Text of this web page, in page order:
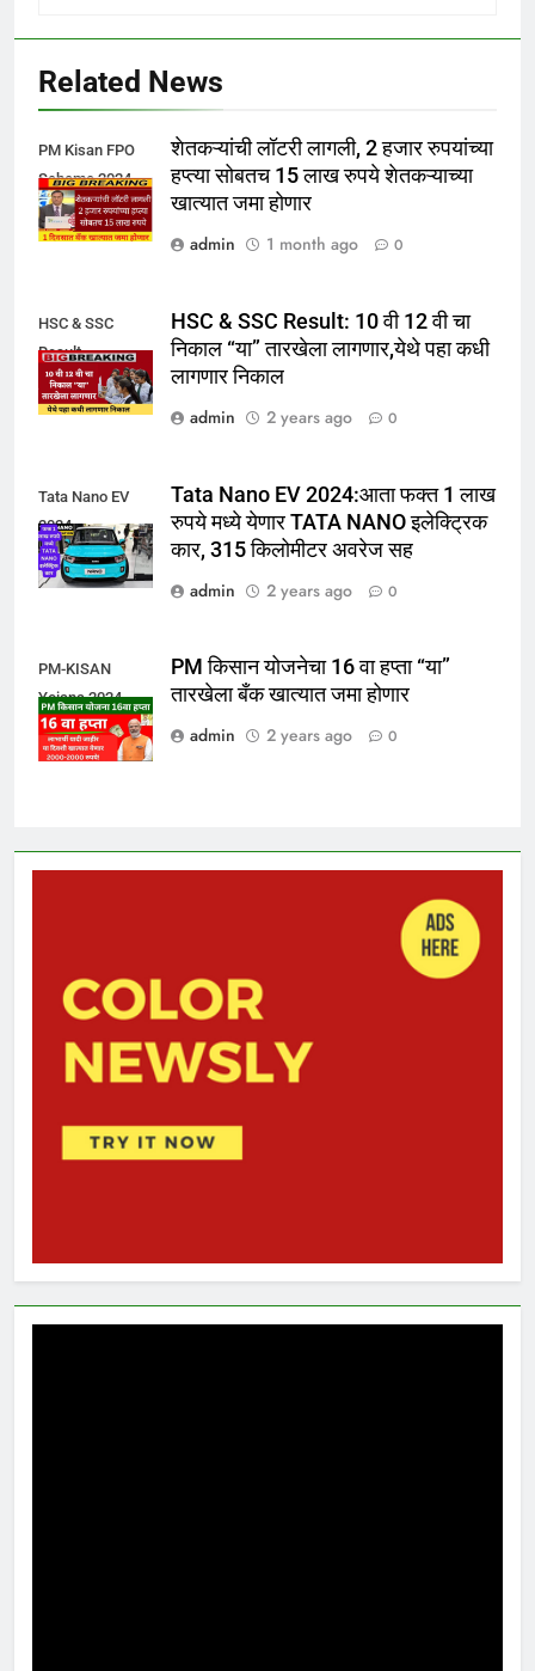
Related News
PM Kisan FPO
Scheme 2024
शेतकऱ्यांची लॉटरी लागली, 2 हजार रुपयांच्या
हप्त्या सोबतच 15 लाख रुपये शेतकऱ्याच्या
खात्यात जमा होणार
admin
1 month ago 0
HSC & SSC
Result
HSC & SSC Result: 10 वी 12 वी चा
निकाल “या” तारखेला लागणार,येथे पहा कधी
लागणार निकाल
admin
2 years ago 0
Tata Nano EV
2024
Tata Nano EV 2024:आता फक्त 1 लाख
रुपये मध्ये येणार TATA NANO इलेक्ट्रिक
कार, 315 किलोमीटर अवरेज सह
admin
2 years ago 0
PM-KISAN
Yojana 2024
PM किसान योजनेचा 16 वा हप्ता “या”
तारखेला बँक खात्यात जमा होणार
admin
2 years ago 0